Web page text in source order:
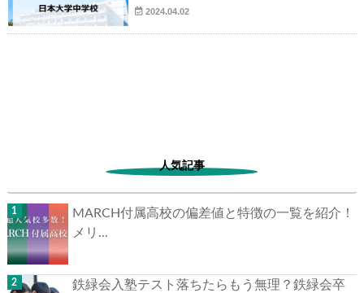
2024.04.02
人気記事
MARCH付属高校の偏差値と特徴の一覧を紹介！
メリ...
鉄緑会入塾テスト落ちたらもう無理？鉄緑会卒